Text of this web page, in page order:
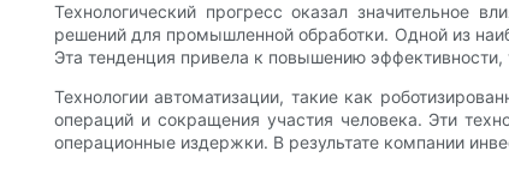
Технологический прогресс оказал значительное
решений для промышленной обработки. Одной из
Эта тенденция привела к повышению
Технологии автоматизации, такие как
операций и сокращения участия человека. Эти
операционные издержки. В результате компании